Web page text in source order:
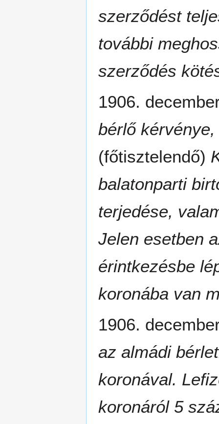
szerződést
további
szerződés
1906.
bérlő
(főtisztelendő)
balatonparti
terjedése,
Jelen esetben
érintkezésbe
koronába van
1906.
az almádi
koronával.
koronáról 5